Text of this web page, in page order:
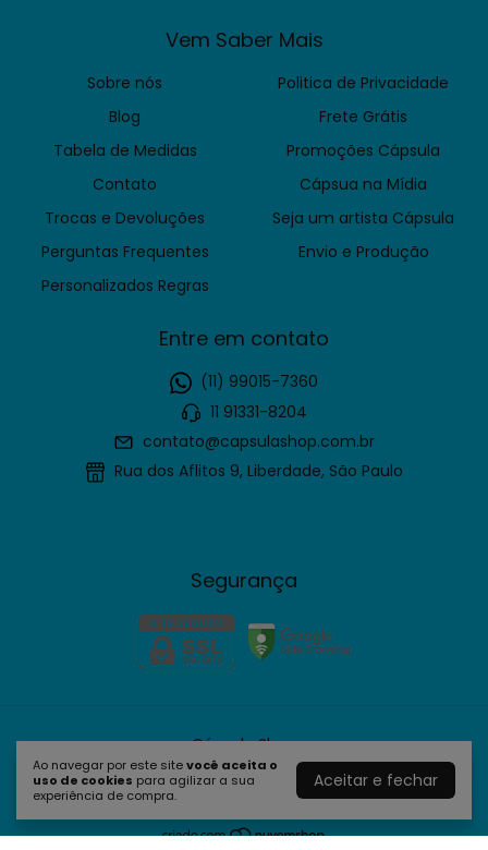
Ao navegar por este sitevocê aceita o
uso de cookies para agilizar a sua
experiência de compra.
Aceitar e fechar
Vem Saber Mais
Sobre nós
Blog
Tabela de Medidas
Contato
Trocas e Devoluções
Perguntas Frequentes
Personalizados Regras
Politica de Privacidade
Frete Grátis
Promoções Cápsula
Cápsua na Mídia
Seja um artista Cápsula
Envio e Produção
Entre em contato
(11) 99015-7360
11 91331-8204
contato@capsulashop.com.br
Rua dos Aflitos 9, Liberdade, São Paulo
Segurança
Cápsula Shop
©2026. Cápsula Shop - 61635109000190. Todos os direitos
reservados.